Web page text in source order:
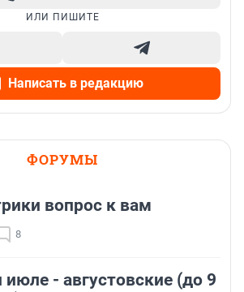
ИЛИ ПИШИТЕ
Написать в редакцию
ФОРУМЫ
вопрос к вам
8
июле - августовские (до 9